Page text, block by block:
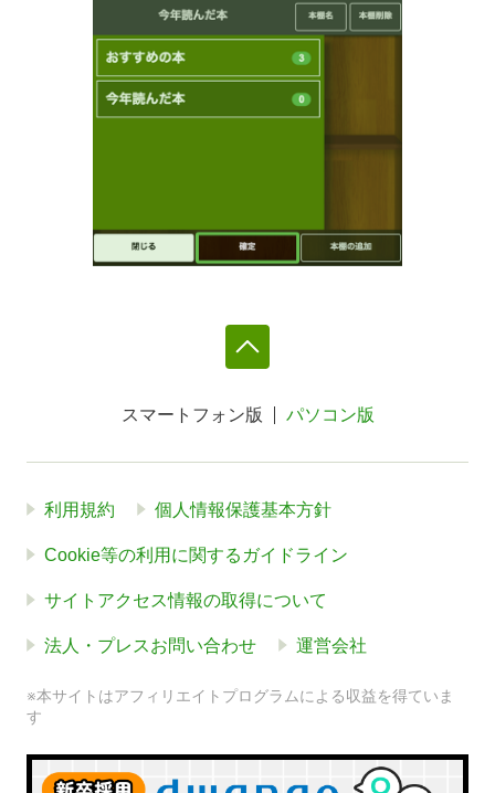
スマートフォン版 パソコン版
利用規約 個人情報保護基本方針
Cookie等の利用に関するガイドライン
サイトアクセス情報の取得について
法人・プレスお問い合わせ 運営会社
※本サイトはアフィリエイトプログラムによる収益を得ていま
す